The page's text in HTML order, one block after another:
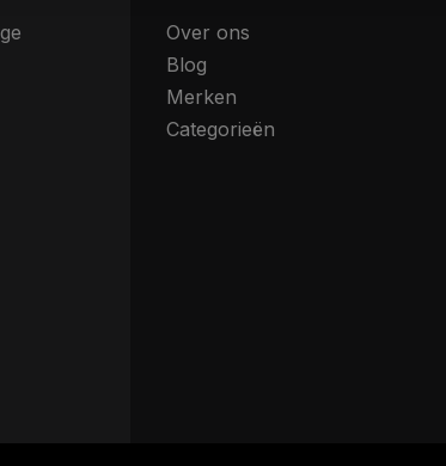
Over ons
Blog
Merken
Categorieën